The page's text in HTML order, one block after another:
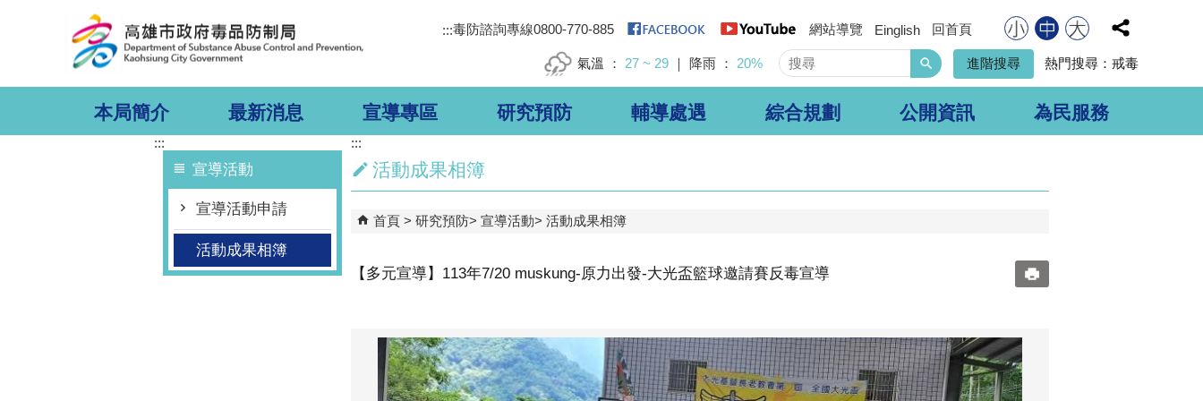
跳到主要內容區塊
:::毒防諮詢專線0800-770-885 網站導覽 Einglish 回首頁
氣溫 27 ~ 29 降雨 20%
搜
尋
進階搜尋 熱門搜尋： 戒毒
本局簡介 最新消息 宣導專區 研究預防 輔導處遇 綜合規劃 公開資訊 為民服務
:::
宣導活動
宣導活動申請
活動成果相簿
:::
活動成果相簿
首頁 研究預防 宣導活動 活動成果相簿
【多元宣導】113年7/20 muskung-原力出發-大光盃籃球邀請賽反毒宣導